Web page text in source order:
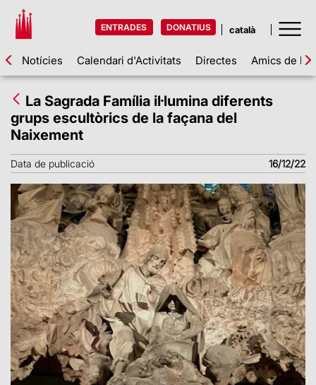
ENTRADES DONATIUS
Notícies Calendari d'Activitats Directes Amics de la
La Sagrada Família il·lumina diferents
grups escultòrics de la façana del
Naixement
Data de publicació 16/12/22